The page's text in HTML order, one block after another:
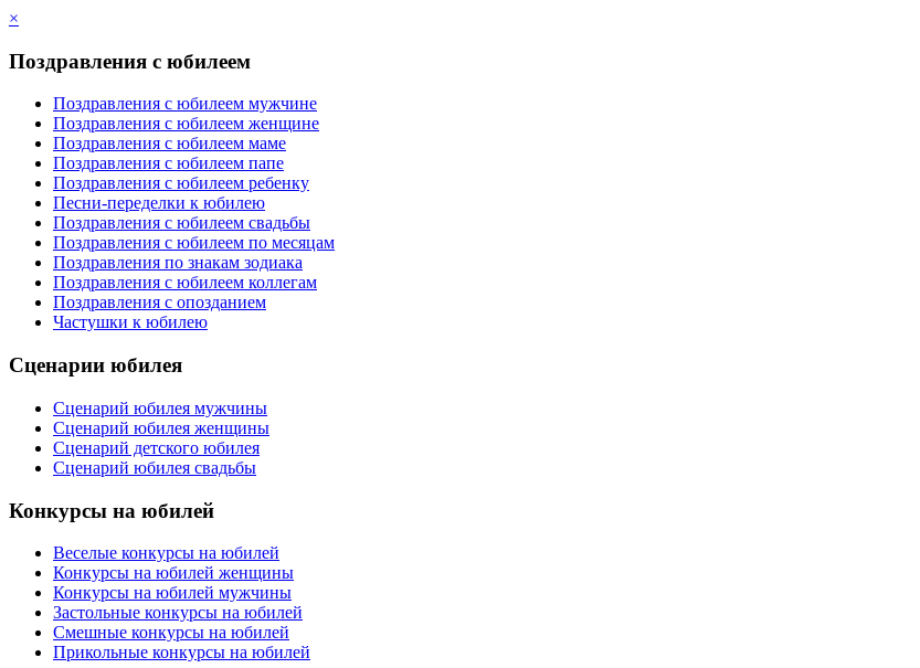
×
Поздравления с юбилеем
Поздравления с юбилеем мужчине
Поздравления с юбилеем женщине
Поздравления с юбилеем маме
Поздравления с юбилеем папе
Поздравления с юбилеем ребенку
Песни-переделки к юбилею
Поздравления с юбилеем свадьбы
Поздравления с юбилеем по месяцам
Поздравления по знакам зодиака
Поздравления с юбилеем коллегам
Поздравления с опозданием
Частушки к юбилею
Сценарии юбилея
Сценарий юбилея мужчины
Сценарий юбилея женщины
Сценарий детского юбилея
Сценарий юбилея свадьбы
Конкурсы на юбилей
Веселые конкурсы на юбилей
Конкурсы на юбилей женщины
Конкурсы на юбилей мужчины
Застольные конкурсы на юбилей
Смешные конкурсы на юбилей
Прикольные конкурсы на юбилей